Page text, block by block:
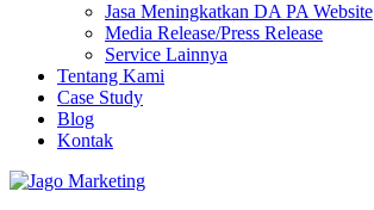
Jasa Meningkatkan DA PA Website
Media Release/Press Release
Service Lainnya
Tentang Kami
Case Study
Blog
Kontak